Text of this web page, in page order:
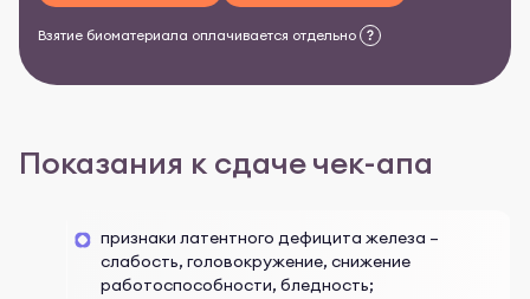
Взятие биоматериала оплачивается отдельно
Показания к сдаче чек-апа
признаки латентного дефицита железа –
слабость, головокружение, снижение
работоспособности, бледность;